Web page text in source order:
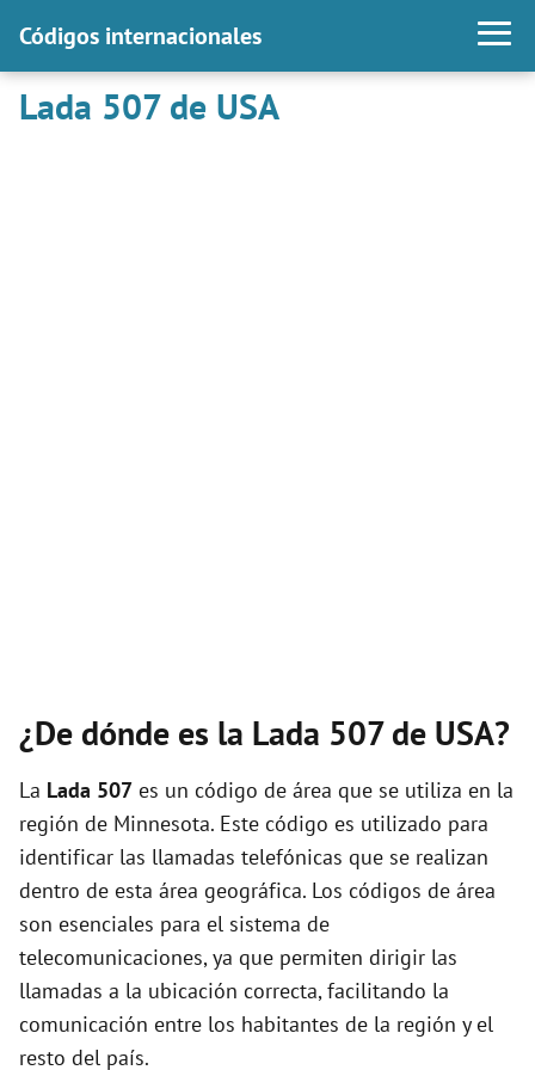
Códigos internacionales
Lada 507 de USA
¿De dónde es la Lada 507 de USA?
La Lada 507 es un código de área que se utiliza en la
región de Minnesota. Este código es utilizado para
identificar las llamadas telefónicas que se realizan
dentro de esta área geográfica. Los códigos de área
son esenciales para el sistema de
telecomunicaciones, ya que permiten dirigir las
llamadas a la ubicación correcta, facilitando la
comunicación entre los habitantes de la región y el
resto del país.